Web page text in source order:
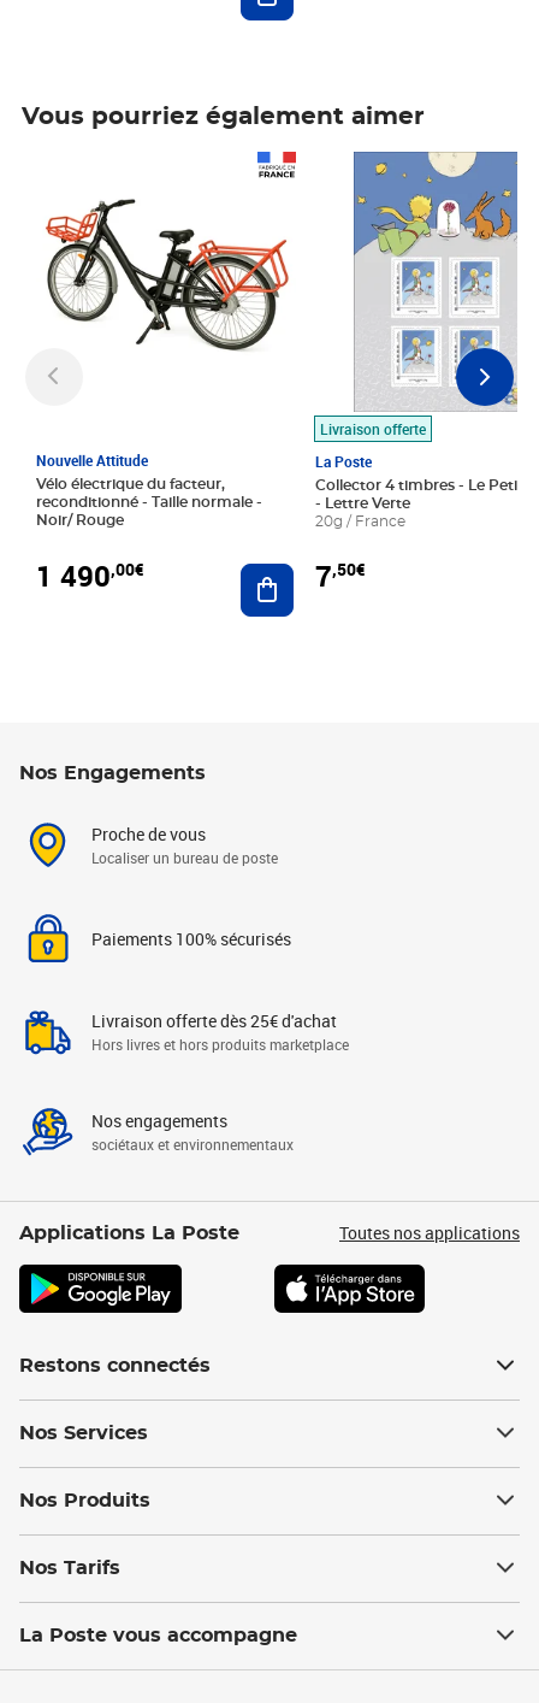
Vous pourriez également aimer
Nouvelle Attitude
Vélo électrique du facteur,
reconditionné - Taille normale -
Noir/ Rouge
1 490,00€ Ajouter au panier
Livraison offerte
La Poste
Collector 4 timbres - Le Petit
- Lettre Verte
20g / France
7,50€
Prix 7,50€
Nos Engagements
Proche de vous
Localiser un bureau de poste
Paiements 100% sécurisés
Livraison offerte dès 25€ d'achat
Hors livres et hors produits marketplace
Nos engagements
sociétaux et environnementaux
Applications La Poste Toutes nos applications
Restons connectés
Nos Services
Nos Produits
Nos Tarifs
La Poste vous accompagne